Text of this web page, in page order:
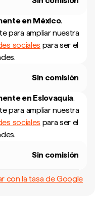
en México.
para ampliar nuestra
sociales para ser el
Sin comisión
en Eslovaquia.
para ampliar nuestra
sociales para ser el
Sin comisión
con la tasa de Google